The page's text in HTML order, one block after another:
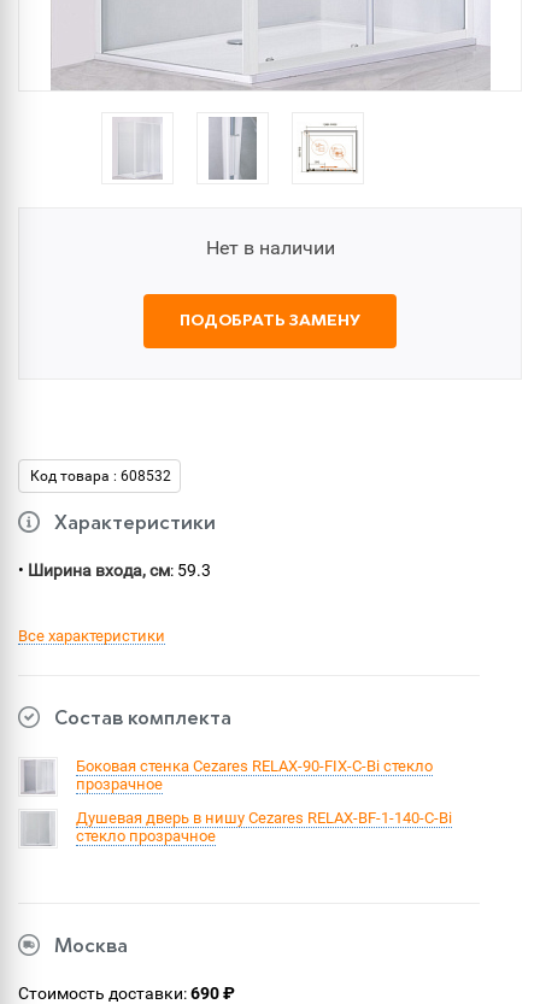
Нет в наличии
ПОДОБРАТЬ ЗАМЕНУ
Код товара : 608532
Характеристики
• Ширина входа, см: 59.3
Все характеристики
Состав комплекта
Боковая стенка Cezares RELAX-90-FIX-C-Bi стекло
прозрачное
Душевая дверь в нишу Cezares RELAX-BF-1-140-C-Bi
стекло прозрачное
Москва
Стоимость доставки:690 ₽